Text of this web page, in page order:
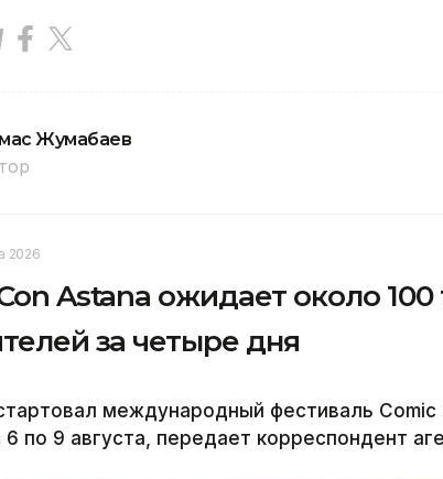
Жумабаев
2026
Astana ожидает около 100
за четыре дня
международный фестиваль Comic
по 9 августа, передает корреспондент